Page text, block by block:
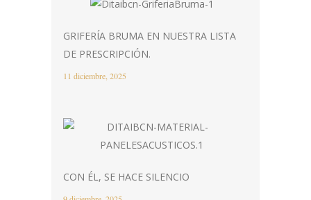
GRIFERÍA BRUMA EN NUESTRA LISTA
DE PRESCRIPCIÓN.
11 diciembre, 2025
CON ÉL, SE HACE SILENCIO